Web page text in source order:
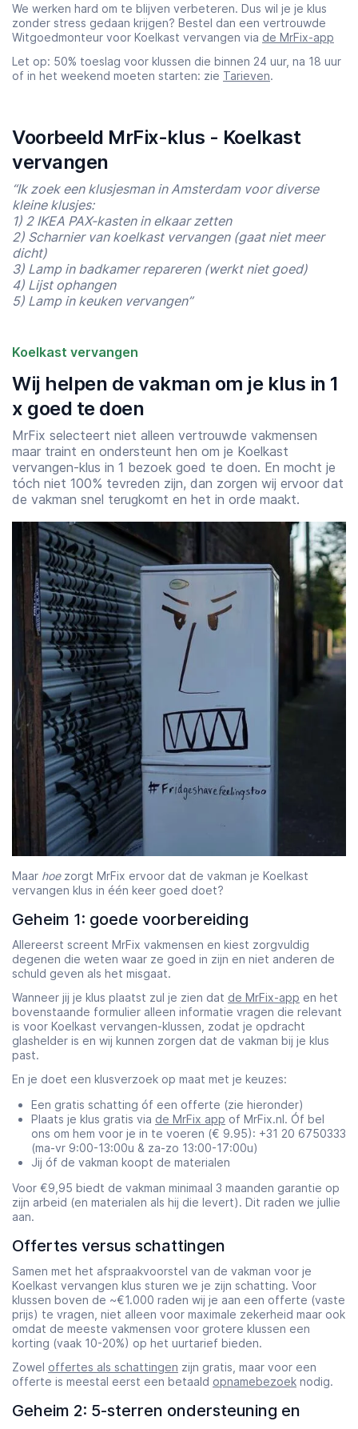
We werken hard om te blijven verbeteren. Dus wil je je klus
zonder stress gedaan krijgen? Bestel dan een vertrouwde
Witgoedmonteur voor Koelkast vervangen via de MrFix-app
Let op: 50% toeslag voor klussen die binnen 24 uur, na 18 uur
of in het weekend moeten starten: zie Tarieven.
Voorbeeld MrFix-klus - Koelkast
vervangen
“Ik zoek een klusjesman in Amsterdam voor diverse
kleine klusjes:
1) 2 IKEA PAX-kasten in elkaar zetten
2) Scharnier van koelkast vervangen (gaat niet meer
dicht)
3) Lamp in badkamer repareren (werkt niet goed)
4) Lijst ophangen
5) Lamp in keuken vervangen”
Koelkast vervangen
Wij helpen de vakman om je klus in 1
x goed te doen
MrFix selecteert niet alleen vertrouwde vakmensen
maar traint en ondersteunt hen om je Koelkast
vervangen-klus in 1 bezoek goed te doen. En mocht je
tóch niet 100% tevreden zijn, dan zorgen wij ervoor dat
de vakman snel terugkomt en het in orde maakt.
Maar hoezorgt MrFix ervoor dat de vakman je Koelkast
vervangen klus in één keer goed doet?
Geheim 1: goede voorbereiding
Allereerst screent MrFix vakmensen en kiest zorgvuldig
degenen die weten waar ze goed in zijn en niet anderen de
schuld geven als het misgaat.
Wanneer jij je klus plaatst zul je zien dat de MrFix-app en het
bovenstaande formulier alleen informatie vragen die relevant
is voor Koelkast vervangen-klussen, zodat je opdracht
glashelder is en wij kunnen zorgen dat de vakman bij je klus
past.
En je doet een klusverzoek op maat met je keuzes:
Een gratis schatting óf een offerte (zie hieronder)
Plaats je klus gratis via de MrFix app of MrFix.nl. Óf bel
ons om hem voor je in te voeren (€ 9.95): +31 20 6750333
(ma-vr 9:00-13:00u & za-zo 13:00-17:00u)
Jij óf de vakman koopt de materialen
Voor €9,95 biedt de vakman minimaal 3 maanden garantie op
zijn arbeid (en materialen als hij die levert). Dit raden we jullie
aan.
Offertes versus schattingen
Samen met het afspraakvoorstel van de vakman voor je
Koelkast vervangen klus sturen we je zijn schatting. Voor
klussen boven de ~€1.000 raden wij je aan een offerte (vaste
prijs) te vragen, niet alleen voor maximale zekerheid maar ook
omdat de meeste vakmensen voor grotere klussen een
korting (vaak 10-20%) op het uurtarief bieden.
Zowel offertes als schattingen zijn gratis, maar voor een
offerte is meestal eerst een betaald opnamebezoek nodig.
Geheim 2: 5-sterren ondersteuning en
Starttijd
07:00
Eindtijd
23:00